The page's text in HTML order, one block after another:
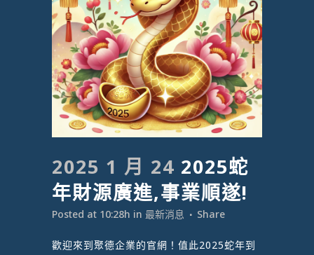
2025 1 月 24 2025蛇
年財源廣進,事業順遂!
Posted at 10:28h in 最新消息 Share
歡迎來到聚德企業的官網！值此2025蛇年到